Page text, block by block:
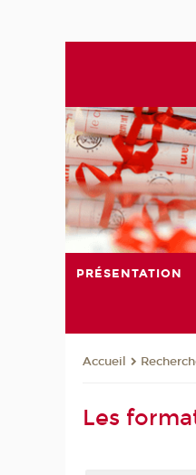
PRÉSENTATION
Accueil
Les